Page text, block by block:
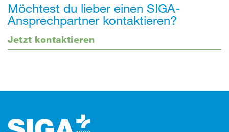
Möchtest du lieber einen SIGA-
Ansprechpartner kontaktieren?
Jetzt kontaktieren